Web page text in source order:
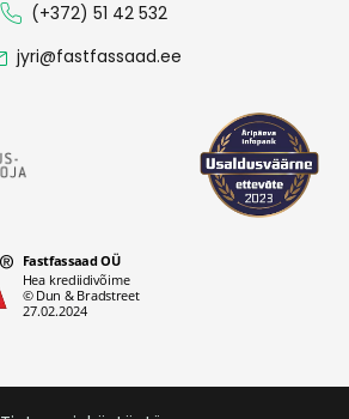
(+372) 51 42 532
jyri@fastfassaad.ee